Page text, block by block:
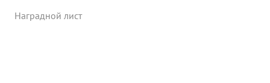
на боевые подвиги своих подчиненных. и один
Наградной лист